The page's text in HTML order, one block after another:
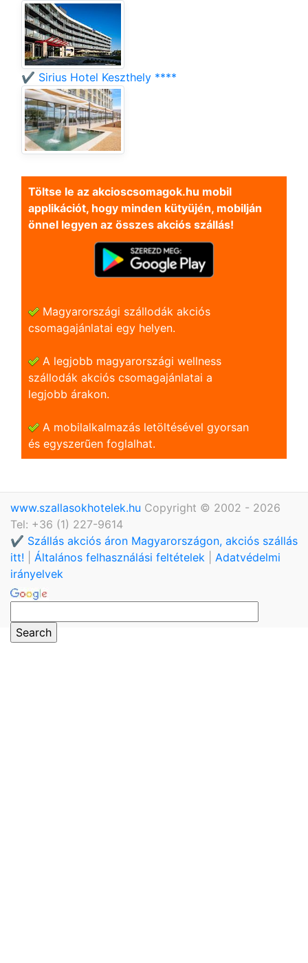
✔️ Sirius Hotel Keszthely ****
Töltse le az akcioscsomagok.hu mobil
applikációt, hogy minden kütyüjén, mobilján
önnel legyen az összes akciós szállás!
Magyarországi szállodák akciós
csomagajánlatai egy helyen.
A legjobb magyarországi wellness
szállodák akciós csomagajánlatai a
legjobb árakon.
A mobilalkalmazás letöltésével gyorsan
és egyszerũen foglalhat.
www.szallasokhotelek.hu Copyright © 2002 - 2026
Tel: +36 (1) 227-9614
✔️ Szállás akciós áron Magyarországon, akciós szállás
itt!
Általános felhasználási feltételek
Adatvédelmi
irányelvek